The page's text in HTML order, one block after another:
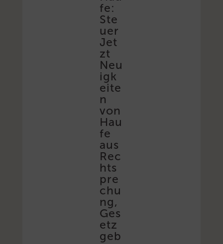
fe:
Ste
uer
Jet
zt
Neu
igk
eite
n
von
Hau
fe
aus
Rec
hts
pre
chu
ng,
Ges
etz
geb